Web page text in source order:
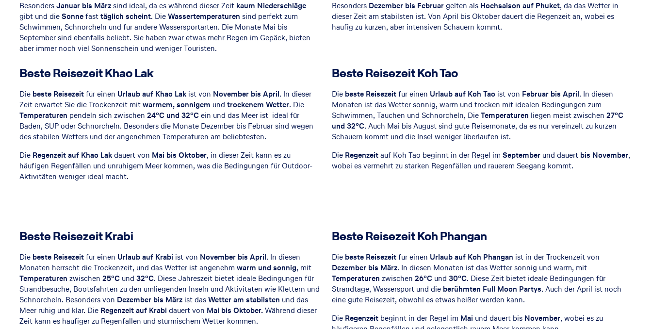
BesondersJanuar bis Märzsind ideal, da es während dieser Zeit kaum Niederschläge
gibt und dieSonnefasttäglich scheint. DieWassertemperaturen sind perfekt zum
Schwimmen, Schnorcheln und für andere Wassersportarten. Die Monate Mai bis
September sind ebenfalls beliebt. Sie haben zwar etwas mehr Regen im Gepäck, bieten
aber immer noch viel Sonnenschein und weniger Touristen.
Besonders Dezember bis Februargelten als Hochsaison auf Phuket, da das Wetter in
dieser Zeit am stabilsten ist. Von April bis Oktober dauert die Regenzeit an, wobei es
häufig zu kurzen, aber intensiven Schauern kommt.
Beste Reisezeit Khao Lak
Die beste Reisezeitfür einen Urlaub auf Khao Lak ist von November bis April. In dieser
Zeit erwartet Sie die Trockenzeit mitwarmem, sonnigem und trockenem Wetter. Die
Temperaturen pendeln sich zwischen 24°C und 32°Cein und das Meer ist ideal für
Baden, SUP oder Schnorcheln. Besonders die Monate Dezember bis Februar sind wegen
des stabilen Wetters und der angenehmen Temperaturen am beliebtesten.
Die Regenzeit auf Khao Lakdauert von Mai bis Oktober, in dieser Zeit kann es zu
häufigen Regenfällen und unruhigem Meer kommen, was die Bedingungen für Outdoor-
Aktivitäten weniger ideal macht.
Beste Reisezeit Koh Tao
Die beste Reisezeitfür einen Urlaub auf Koh Tao ist von Februar bis April. In diesen
Monaten ist das Wetter sonnig, warm und trocken mit idealen Bedingungen zum
Schwimmen, Tauchen und Schnorcheln, DieTemperaturen liegen meist zwischen 27°C
und 32°C. Auch Mai bis August sind gute Reisemonate, da es nur vereinzelt zu kurzen
Schauern kommt und die Insel weniger überlaufen ist.
Die Regenzeitauf Koh Tao beginnt in der Regel im September und dauert bis November,
wobei es vermehrt zu starken Regenfällen und rauerem Seegang kommt.
Beste Reisezeit Krabi
Die beste Reisezeitfür einen Urlaub auf Krabi ist von November bis April. In diesen
Monaten herrscht die Trockenzeit, und das Wetter ist angenehm warm und sonnig, mit
Temperaturen zwischen 25°C und 32°C. Diese Jahreszeit bietet ideale Bedingungen für
Strandbesuche, Bootsfahrten zu den umliegenden Inseln und Aktivitäten wie Klettern und
Schnorcheln. Besonders von Dezember bis März ist dasWetter am stabilsten und das
Meer ruhig und klar. Die Regenzeit auf Krabi dauert von Mai bis Oktober.Während dieser
Zeit kann es häufiger zu Regenfällen und stürmischem Wetter kommen.
Beste Reisezeit Koh Phangan
Die beste Reisezeitfür einen Urlaub auf Koh Phangan ist in der Trockenzeit von
Dezember bis März. In diesen Monaten ist das Wetter sonnig und warm, mit
Temperaturen zwischen 26°C und 30°C. Diese Zeit bietet ideale Bedingungen für
Strandtage, Wassersport und die berühmten Full Moon Partys. Auch der April ist noch
eine gute Reisezeit, obwohl es etwas heißer werden kann.
Die Regenzeit beginnt in der Regel im Mai und dauert bis November, wobei es zu